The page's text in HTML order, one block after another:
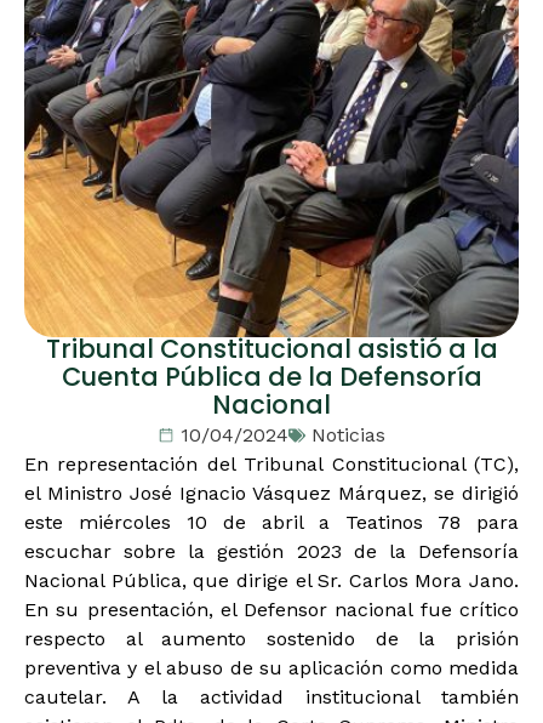
Tribunal Constitucional asistió a la
Cuenta Pública de la Defensoría
Nacional
10/04/2024
Noticias
En representación del Tribunal Constitucional (TC),
el Ministro José Ignacio Vásquez Márquez, se dirigió
este miércoles 10 de abril a Teatinos 78 para
escuchar sobre la gestión 2023 de la Defensoría
Nacional Pública, que dirige el Sr. Carlos Mora Jano.
En su presentación, el Defensor nacional fue crítico
respecto al aumento sostenido de la prisión
preventiva y el abuso de su aplicación como medida
cautelar. A la actividad institucional también